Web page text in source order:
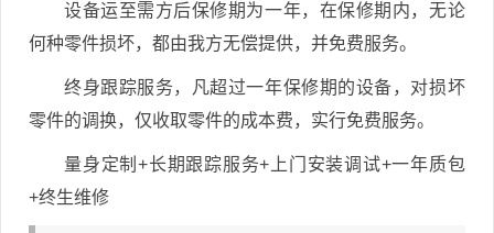
设备运至需方后保修期为一年，在保修期内，无论
何种零件损坏，都由我方无偿提供，并免费服务。
终身跟踪服务，凡超过一年保修期的设备，对损坏
零件的调换，仅收取零件的成本费，实行免费服务。
量身定制+长期跟踪服务+上门安装调试+一年质包
+终生维修